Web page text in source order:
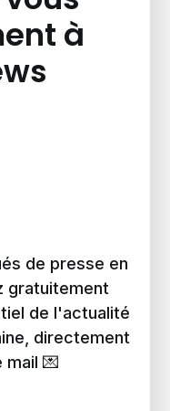
à
de presse en
gratuitement
de l'actualité
directement
💌